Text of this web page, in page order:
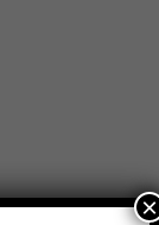
×